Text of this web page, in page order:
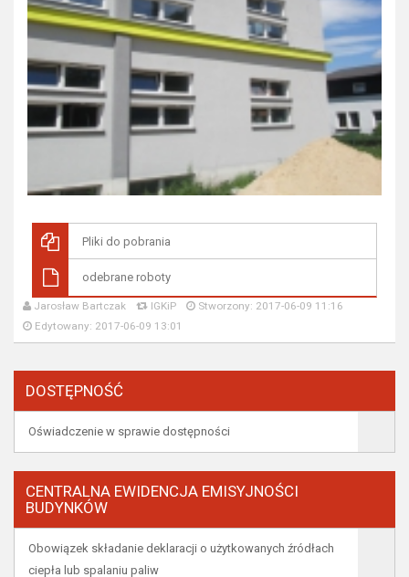
Pliki do pobrania
odebrane roboty
Jarosław Bartczak IGKiP
Stworzony: 2017-06-09 11:16
Edytowany: 2017-06-09 13:01
DOSTĘPNOŚĆ
Oświadczenie w sprawie dostępności
CENTRALNA EWIDENCJA EMISYJNOŚCI
BUDYNKÓW
Obowiązek składanie deklaracji o użytkowanych źródłach
ciepła lub spalaniu paliw